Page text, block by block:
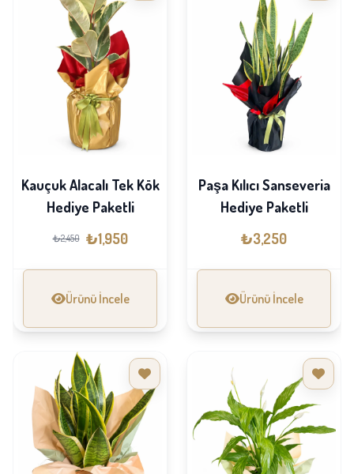
Kauçuk Alacalı Tek Kök
Hediye Paketli
₺2,450 ₺1,950
Ürünü İncele
Paşa Kılıcı Sanseveria
Hediye Paketli
₺3,250
Ürünü İncele